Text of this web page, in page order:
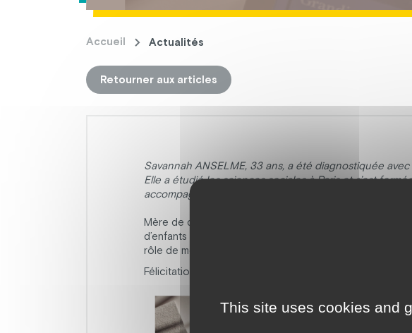
Accueil Actualités
Retourner aux articles
Savannah ANSELME, 33 ans, a été diagnostiquée
Elle a étudié les sciences sociales à Paris et s’est
accompagner d’autres personnes autistes.
Mère de deux enfants autistes, elle consacre du
d’enfants autistes. Savannah incarne ainsi un exemple
rôle de mère et d’aidante auprès de la communauté
Félicitations à Savannah pour ce travail accompli et
This site uses cookies and